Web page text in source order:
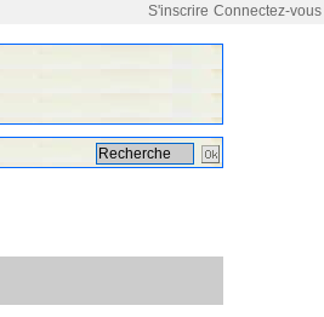
Connectez-vous
S'inscrire